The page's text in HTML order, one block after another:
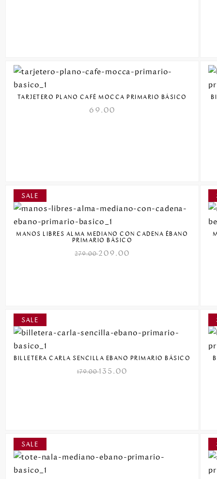
TARJETERO PLANO CAFÉ MOCCA PRIMARIO BÁSICO
69.00
MANOS LIBRES ALMA MEDIANO CON CADENA ÉBANO
PRIMARIO BÁSICO
279.00209.00
BILLETERA CARLA SENCILLA EBANO PRIMARIO BÁSICO
179.00135.00